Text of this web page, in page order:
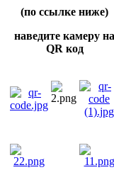
(по ссылке ниже)
наведите камеру на
QR код